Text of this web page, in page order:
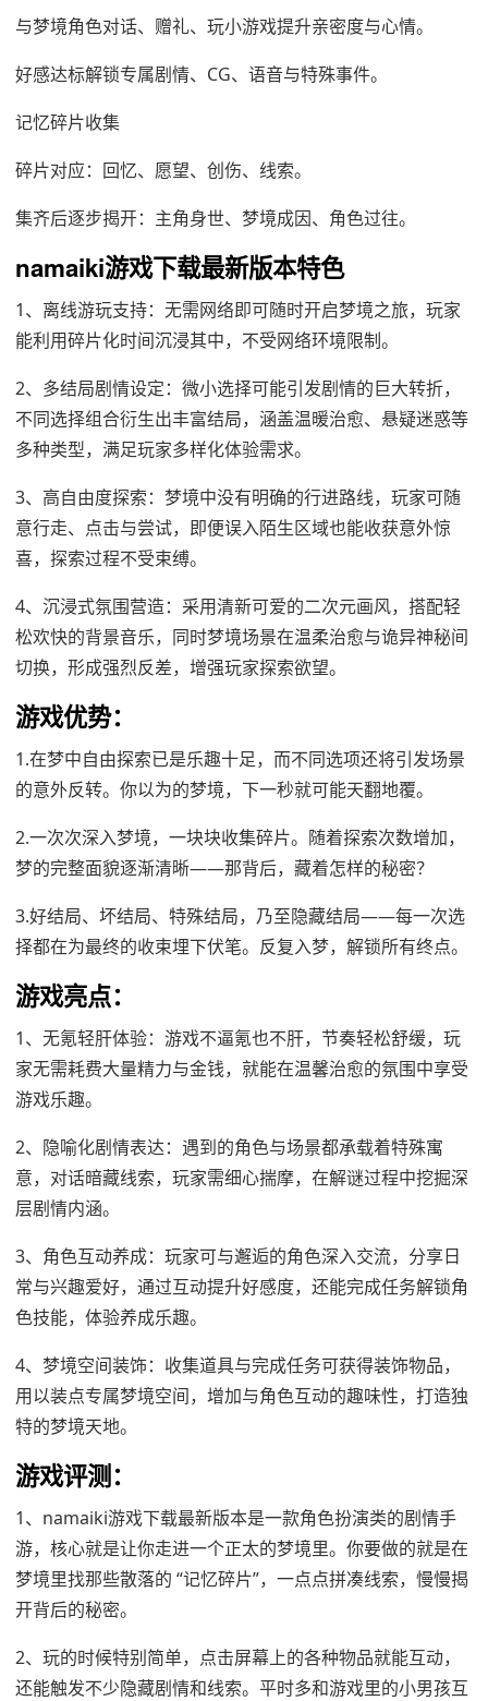
与梦境角色对话、赠礼、玩小游戏提升亲密度与心情。
好感达标解锁专属剧情、CG、语音与特殊事件。
记忆碎片收集
碎片对应：回忆、愿望、创伤、线索。
集齐后逐步揭开：主角身世、梦境成因、角色过往。
namaiki游戏下载最新版本特色
1、离线游玩支持：无需网络即可随时开启梦境之旅，玩家
能利用碎片化时间沉浸其中，不受网络环境限制。
2、多结局剧情设定：微小选择可能引发剧情的巨大转折，
不同选择组合衍生出丰富结局，涵盖温暖治愈、悬疑迷惑等
多种类型，满足玩家多样化体验需求。
3、高自由度探索：梦境中没有明确的行进路线，玩家可随
意行走、点击与尝试，即便误入陌生区域也能收获意外惊
喜，探索过程不受束缚。
4、沉浸式氛围营造：采用清新可爱的二次元画风，搭配轻
松欢快的背景音乐，同时梦境场景在温柔治愈与诡异神秘间
切换，形成强烈反差，增强玩家探索欲望。
游戏优势：
1.在梦中自由探索已是乐趣十足，而不同选项还将引发场景
的意外反转。你以为的梦境，下一秒就可能天翻地覆。
2.一次次深入梦境，一块块收集碎片。随着探索次数增加，
梦的完整面貌逐渐清晰——那背后，藏着怎样的秘密？
3.好结局、坏结局、特殊结局，乃至隐藏结局——每一次选
择都在为最终的收束埋下伏笔。反复入梦，解锁所有终点。
游戏亮点：
1、无氪轻肝体验：游戏不逼氪也不肝，节奏轻松舒缓，玩
家无需耗费大量精力与金钱，就能在温馨治愈的氛围中享受
游戏乐趣。
2、隐喻化剧情表达：遇到的角色与场景都承载着特殊寓
意，对话暗藏线索，玩家需细心揣摩，在解谜过程中挖掘深
层剧情内涵。
3、角色互动养成：玩家可与邂逅的角色深入交流，分享日
常与兴趣爱好，通过互动提升好感度，还能完成任务解锁角
色技能，体验养成乐趣。
4、梦境空间装饰：收集道具与完成任务可获得装饰物品，
用以装点专属梦境空间，增加与角色互动的趣味性，打造独
特的梦境天地。
游戏评测：
1、namaiki游戏下载最新版本是一款角色扮演类的剧情手
游，核心就是让你走进一个正太的梦境里。你要做的就是在
梦境里找那些散落的 “记忆碎片”，一点点拼凑线索，慢慢揭
开背后的秘密。
2、玩的时候特别简单，点击屏幕上的各种物品就能互动，
还能触发不少隐藏剧情和线索。平时多和游戏里的小男孩互